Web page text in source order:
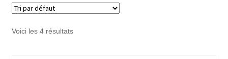
Voici les 4 résultats